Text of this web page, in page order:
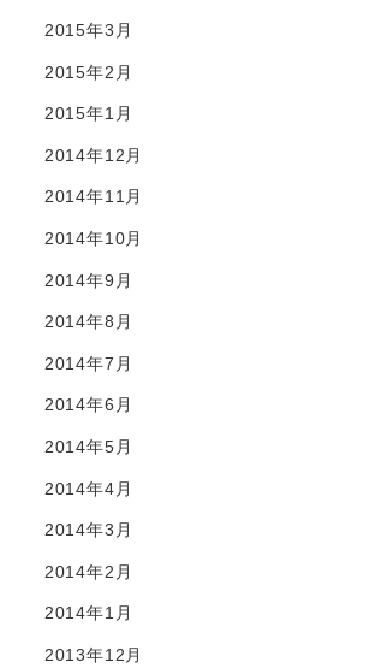
2015年3月
2015年2月
2015年1月
2014年12月
2014年11月
2014年10月
2014年9月
2014年8月
2014年7月
2014年6月
2014年5月
2014年4月
2014年3月
2014年2月
2014年1月
2013年12月